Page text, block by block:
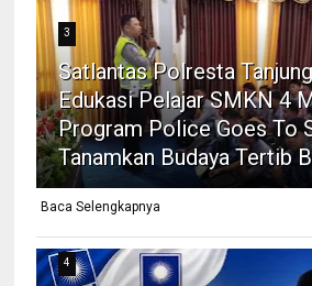
3
Satlantas Polresta
Edukasi Pelajar SMKN 4
Program Police Goes To
Tanamkan Budaya Tertib
Baca Selengkapnya
4